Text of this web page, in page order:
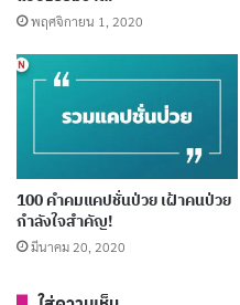
การรักษาแผลร้อนในมีอหล
รุนแรงของแผล หากไม่รุน
บ้วนน้ำเกลือ หรือป้ายยาที่
มีอาการเจ็บปวดมาก หรือไ
ตามปกติก็อาจต้องพึ่งวิธีกา
ร้อนในมีดังต่อไปนี้
พฤศจิกายน 1, 2020
100 คำคมแคปชั่นป่วย เฝ้าคนป่วย
กำลังใจสำคัญ!
มีนาคม 20, 2020